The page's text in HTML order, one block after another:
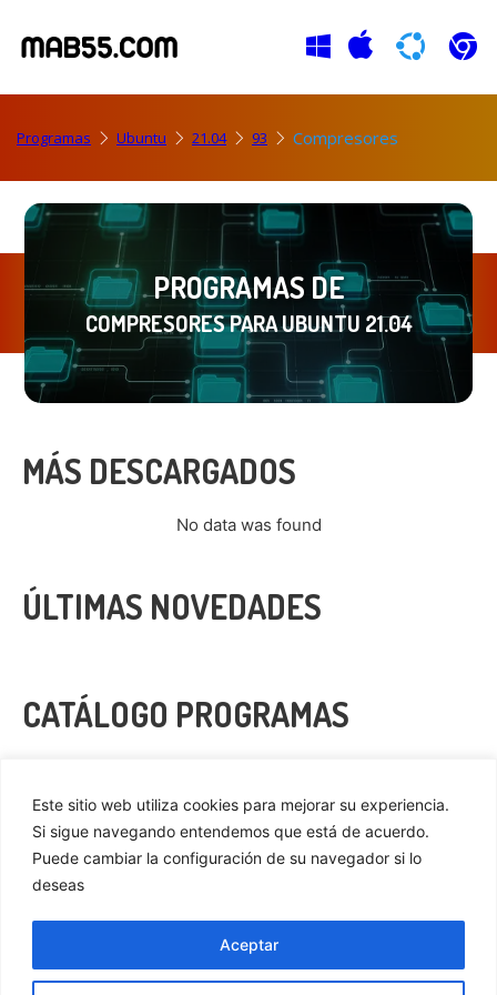
Este sitio web utiliza cookies para mejorar su experiencia.
Si sigue navegando entendemos que está de acuerdo.
Puede cambiar la configuración de su navegador si lo
deseas
Aceptar
Programas Ubuntu 21.04 93 Compresores
PROGRAMAS DE
COMPRESORES PARA UBUNTU 21.04
MÁS DESCARGADOS
No data was found
ÚLTIMAS NOVEDADES
CATÁLOGO PROGRAMAS
Cookies
Aviso Legal